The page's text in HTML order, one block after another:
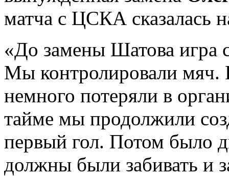
матча с ЦСКА сказалась
«До замены Шатова игра
Мы контролировали мяч.
немного потеряли в
тайме мы продолжили
первый гол. Потом было
должны были забивать и